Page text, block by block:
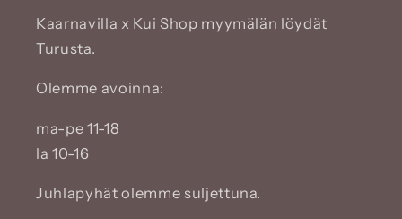
Kaarnavilla x Kui Shop myymälän löydät
Turusta.
Olemme avoinna:
ma-pe 11-18
la 10-16
Juhlapyhät olemme suljettuna.